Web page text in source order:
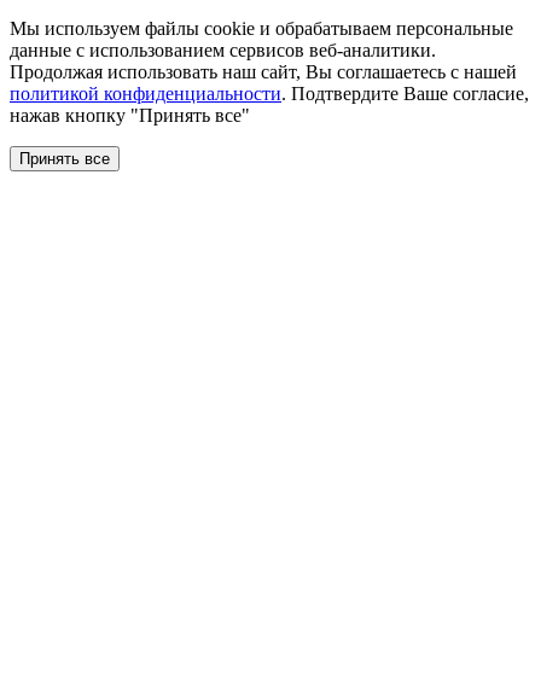
Мы используем файлы сookie и обрабатываем персональные
данные с использованием сервисов веб-аналитики.
Продолжая использовать наш сайт, Вы соглашаетесь с нашей
политикой конфиденциальности. Подтвердите Ваше согласие,
нажав кнопку "Принять все"
Принять все